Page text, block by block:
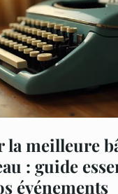
la meilleure
: guide
événements